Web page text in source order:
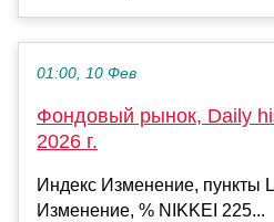
01:00, 10 Фев
Фондовый рынок, Daily
2026 г.
Индекс Изменение, пункты
Изменение, % NIKKEI 225...